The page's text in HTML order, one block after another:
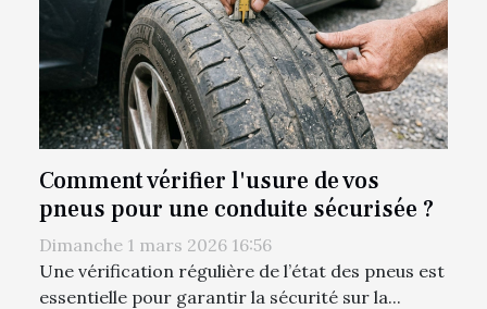
Comment vérifier l'usure de vos
pneus pour une conduite sécurisée ?
Dimanche 1 mars 2026 16:56
Une vérification régulière de l’état des pneus est
essentielle pour garantir la sécurité sur la...